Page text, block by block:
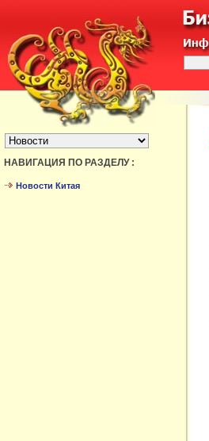
БЫСТРЫЙ ПЕРЕХОД :
НАВИГАЦИЯ ПО РАЗДЕЛУ :
Новости Китая